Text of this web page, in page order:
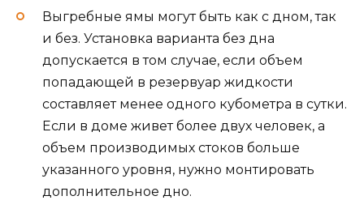
Выгребные ямы могут быть как с дном, так
и без. Установка варианта без дна
допускается в том случае, если объем
попадающей в резервуар жидкости
составляет менее одного кубометра в сутки.
Если в доме живет более двух человек, а
объем производимых стоков больше
указанного уровня, нужно монтировать
дополнительное дно.